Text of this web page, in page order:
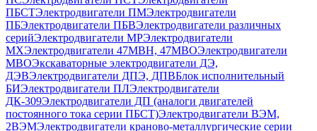
ПБСТЭлектродвигатели ПМЭлектродвигатели
ПБЭлектродвигатели ПБВЭлектродвигатели различных
серийЭлектродвигатели МРЭлектродвигатели
MXЭлектродвигатели 47MBH, 47МВОЭлектродвигатели
MBOЭкскаваторные электродвигатели ДЭ,
ДЭВЭлектродвигатели ДПЭ, ДПВБлок исполнительный
БИЭлектродвигатели ПЛЭлектродвигатели
ДК-309Электродвигатели ДП (аналоги двигателей
постоянного тока серии ПБСТ)Электродвигатели ВЭМ,
2ВЭМЭлектродвигатели краново-металлургические серии